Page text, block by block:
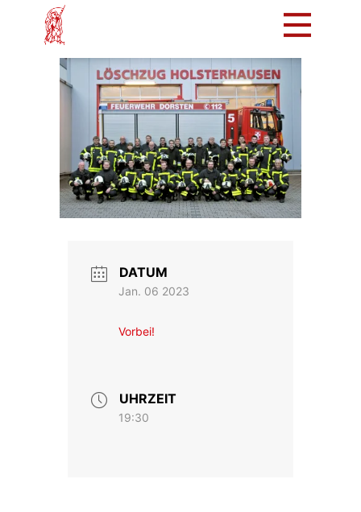
Mach mit!
Löschzug
Tradition
Bürger
Intern
DATUM
Jan. 06 2023
Vorbei!
UHRZEIT
19:30